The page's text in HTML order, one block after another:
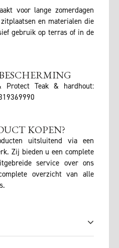
voor lange zomerdagen
en materialen die
gebruik op terras of in de
Protect Teak & hardhout:
KOPEN?
uitsluitend via een
Zij bieden u een complete
service over ons
overzicht van alle